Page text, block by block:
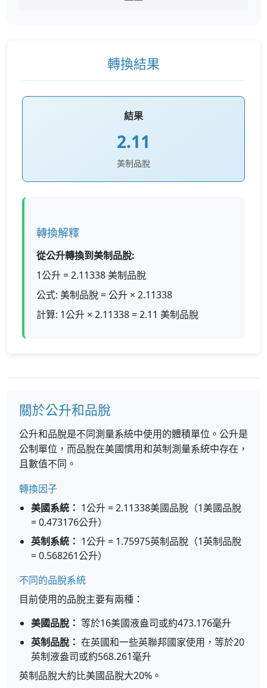
轉換結果
結果
2.11
美制品脫
轉換解釋
從公升轉換到美制品脫:
1公升 = 2.11338 美制品脫
公式: 美制品脫 = 公升 × 2.11338
計算: 1公升 × 2.11338 = 2.11 美制品脫
關於公升和品脫
公升和品脫是不同測量系統中使用的體積單位。公升是
公制單位，而品脫在美國慣用和英制測量系統中存在，
且數值不同。
轉換因子
美國系統： 1公升 = 2.11338美國品脫（1美國品脫
= 0.473176公升）
英制系統： 1公升 = 1.75975英制品脫（1英制品脫
= 0.568261公升）
不同的品脫系統
目前使用的品脫主要有兩種：
美國品脫： 等於16美國液盎司或約473.176毫升
英制品脫： 在英國和一些英聯邦國家使用，等於20
英制液盎司或約568.261毫升
英制品脫大約比美國品脫大20%。